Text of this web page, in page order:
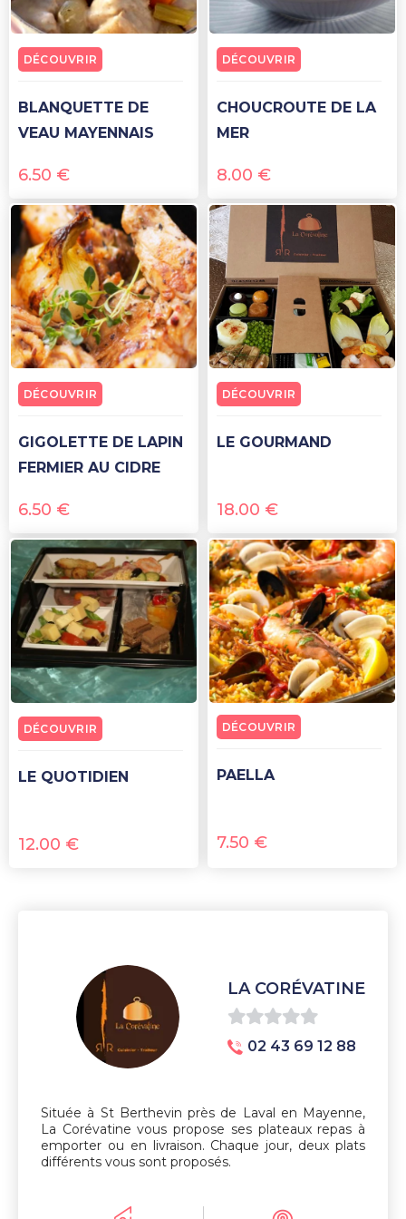
BLANQUETTE DE
VEAU MAYENNAIS
6.50 €
DÉCOUVRIR
CHOUCROUTE DE LA
MER
8.00 €
DÉCOUVRIR
GIGOLETTE DE LAPIN
FERMIER AU CIDRE
6.50 €
DÉCOUVRIR
LE GOURMAND
18.00 €
DÉCOUVRIR
LE QUOTIDIEN
12.00 €
DÉCOUVRIR
PAELLA
7.50 €
DÉCOUVRIR
LA CORÉVATINE
0
02 43 69 12 88
Située à St Berthevin près de Laval en Mayenne,
La Corévatine vous propose ses plateaux repas à
emporter ou en livraison. Chaque jour, deux plats
différents vous sont proposés.